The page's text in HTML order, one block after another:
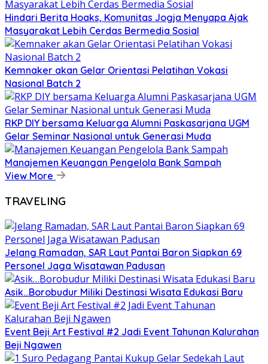
Hindari Berita Hoaks, Komunitas Jogja Menyapa Ajak
Masyarakat Lebih Cerdas Bermedia Sosial
Kemnaker akan Gelar Orientasi Pelatihan Vokasi
Nasional Batch 2
RKP DIY bersama Keluarga Alumni Paskasarjana UGM
Gelar Seminar Nasional untuk Generasi Muda
Manajemen Keuangan Pengelola Bank Sampah
View More
TRAVELING
Jelang Ramadan, SAR Laut Pantai Baron Siapkan 69
Personel Jaga Wisatawan Padusan
Asik…Borobudur Miliki Destinasi Wisata Edukasi Baru
Event Beji Art Festival #2 Jadi Event Tahunan Kalurahan
Beji Ngawen